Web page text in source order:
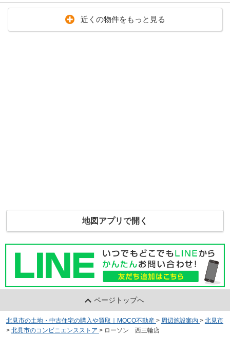
近くの物件をもっと見る
地図アプリで開く
ページトップへ
北見市の土地・中古住宅の購入や買取｜MOCO不動産 > 周辺施設案内 > 北見市
> 北見市のコンビニエンスストア > ローソン 西三輪店